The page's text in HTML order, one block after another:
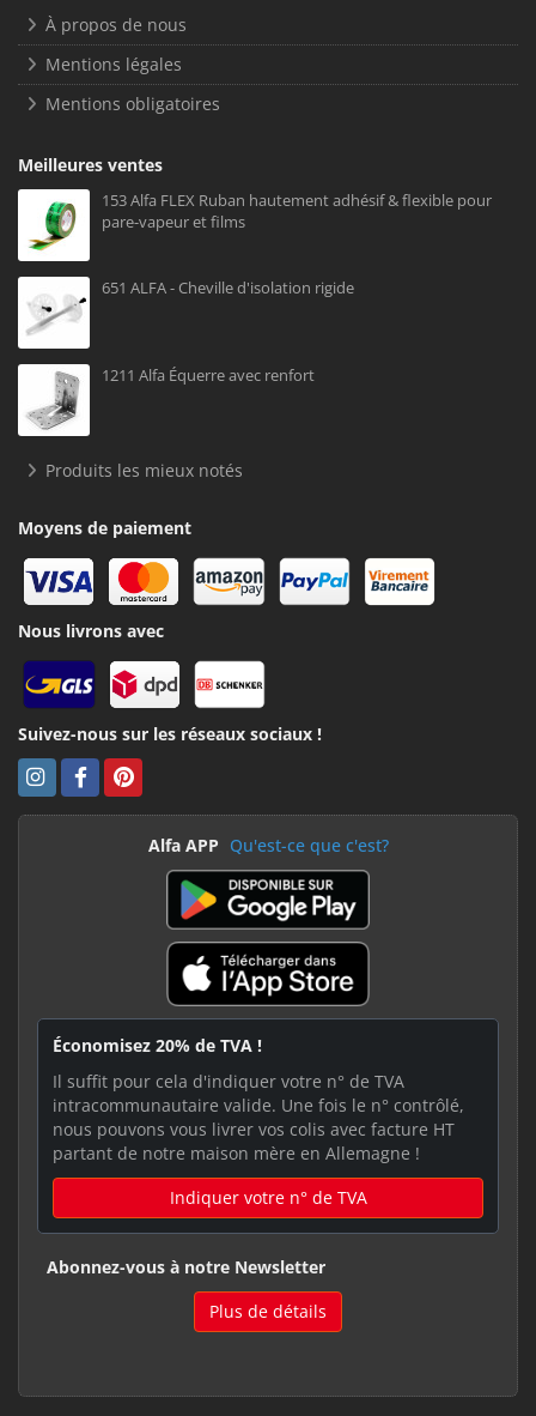
À propos de nous
Mentions légales
Mentions obligatoires
Meilleures ventes
153 Alfa FLEX Ruban hautement adhésif & flexible pour
pare-vapeur et films
651 ALFA - Cheville d'isolation rigide
1211 Alfa Équerre avec renfort
Produits les mieux notés
Moyens de paiement
Nous livrons avec
Suivez-nous sur les réseaux sociaux !
Alfa APP Qu'est-ce que c'est?
Économisez 20% de TVA !
Il suffit pour cela d'indiquer votre n° de TVA
intracommunautaire valide. Une fois le n° contrôlé,
nous pouvons vous livrer vos colis avec facture HT
partant de notre maison mère en Allemagne !
Indiquer votre n° de TVA
Abonnez-vous à notre Newsletter
Plus de détails